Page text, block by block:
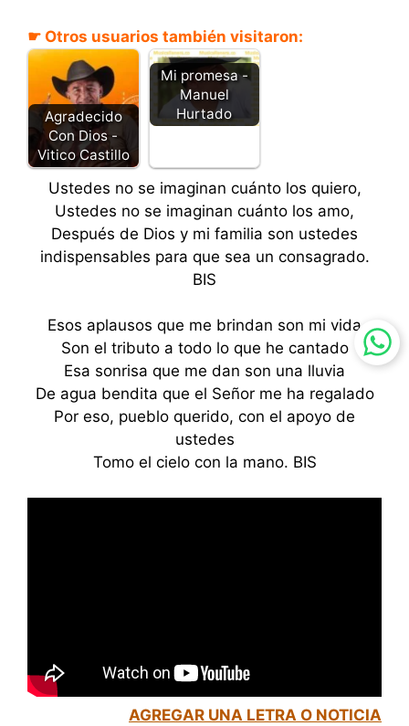
☛ Otros usuarios también visitaron:
Agradecido
Con Dios -
Vitico Castillo
Mi promesa -
Manuel
Hurtado
Ustedes no se imaginan cuánto los quiero,
Ustedes no se imaginan cuánto los amo,
Después de Dios y mi familia son ustedes
indispensables para que sea un consagrado.
BIS
Esos aplausos que me brindan son mi vida
Son el tributo a todo lo que he cantado
Esa sonrisa que me dan son una lluvia
De agua bendita que el Señor me ha regalado
Por eso, pueblo querido, con el apoyo de
ustedes
Tomo el cielo con la mano. BIS
AGREGAR UNA LETRA O NOTICIA